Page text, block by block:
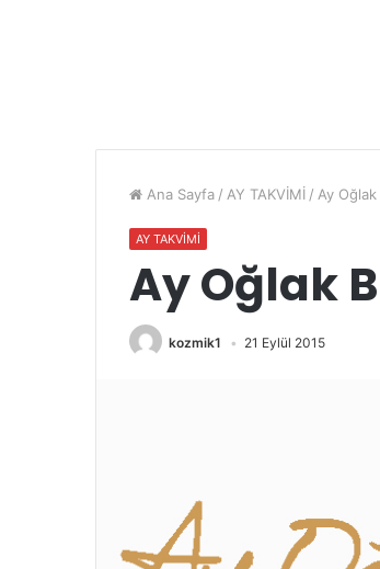
Ana Sayfa / AY TAKVİMİ / Ay
AY TAKVİMİ
Ay Oğlak
kozmik1 21 Eylül 2015